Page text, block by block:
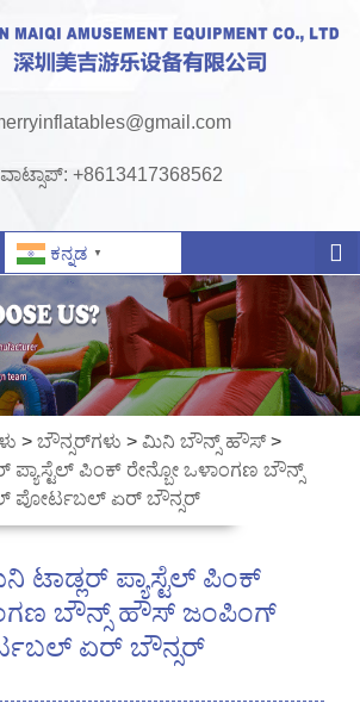
ವಾಟ್ಸಾಪ್: +8613417368562
ಕನ್ನಡ ▼
> ಬೌನ್ಸರ್‌ಗಳು > ಮಿನಿ ಬೌನ್ಸ್ ಹೌಸ್>
ಪ್ಯಾಸ್ಟೆಲ್ ಪಿಂಕ್ ರೇನ್ಬೋ ಒಳಾಂಗಣ ಬೌನ್ಸ್
ಪೋರ್ಟಬಲ್ ಏರ್ ಬೌನ್ಸರ್
ಟಾಡ್ಲರ್ ಪ್ಯಾಸ್ಟೆಲ್ ಪಿಂಕ್
ಬೌನ್ಸ್ ಹೌಸ್ ಜಂಪಿಂಗ್
ಏರ್ ಬೌನ್ಸರ್